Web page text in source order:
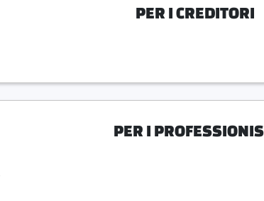
PER I CREDITORI
PER I